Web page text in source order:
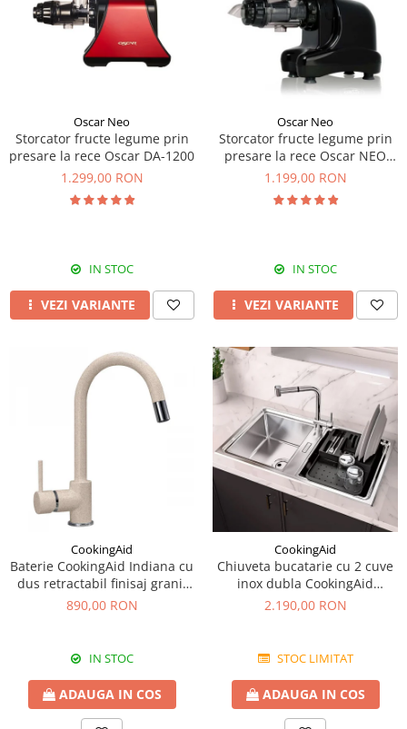
chiuvete
Accesorii chiuvete bucatarie
Gratar protectie chiuveta
Tocatoare lemn si sticla
Sisteme de scurgere si cleme
Tavita scurgere vase/legume/fructe
Dispenser detergent
Rasnite de cafea
Roboti de bucatarie
Combine frigorifice
Espressoare cafea
Aparate de gatit-aragazuri
Seturi Electrocasnice
Termostate si senzori Livolo
Sonerii electrice
Construieste singur
Panouri si rame
Oscar Neo
Storcator fructe legume prin
presare la rece Oscar DA-1200
1.299,00 RON
IN STOC
VEZI VARIANTE
Oscar Neo
Storcator fructe legume prin
presare la rece Oscar NEO
DA1000
1.199,00 RON
IN STOC
VEZI VARIANTE
CookingAid
Baterie CookingAid Indiana cu
dus retractabil finisaj granit
Bej Pigmentat / Avena
890,00 RON
IN STOC
ADAUGA IN COS
CookingAid
Chiuveta bucatarie cu 2 cuve
inox dubla CookingAid
FUSION 86BB
2.190,00 RON
STOC LIMITAT
ADAUGA IN COS